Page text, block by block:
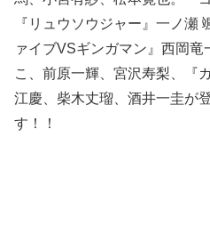
『リュウソウジャー』一ノ瀬
ァイブVSギンガマン』西岡竜
こ、前原一輝、宮沢寿梨、『
江慶、柴木丈瑠、酒井一圭が
す！！